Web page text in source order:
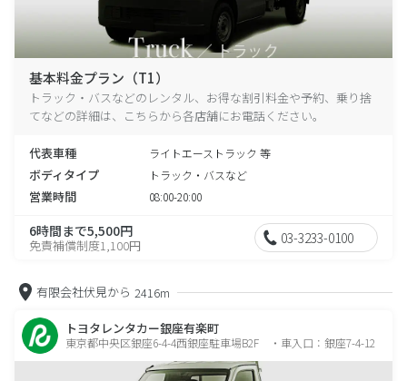
基本料金プラン（T1）
トラック・バスなどのレンタル、お得な割引料金や予約、乗り捨
てなどの詳細は、こちらから各店舗にお電話ください。
代表車種 ライトエーストラック 等
ボディタイプ トラック・バスなど
営業時間 08:00-20:00
6時間まで5,500円
免責補償制度1,100円 03-3233-0100
有限会社伏見から 2416m
トヨタレンタカー銀座有楽町
東京都中央区銀座6-4-4西銀座駐車場B2F ・車入口：銀座7-4-12